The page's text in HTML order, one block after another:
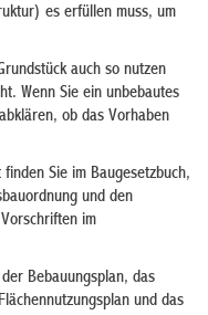
es erfüllen muss, um
auch so nutzen
Wenn Sie ein unbebautes
ob das Vorhaben
Sie im Baugesetzbuch,
und den
im
Bebauungsplan, das
und das